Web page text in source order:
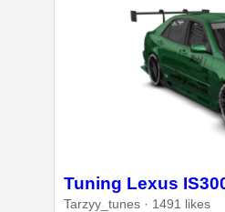
Tuning Lexus
Tarzyy_tunes · 1491 likes